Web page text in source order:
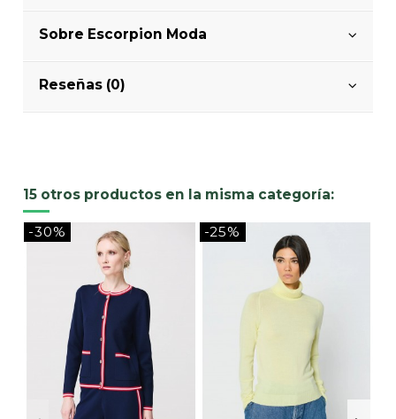
Sobre Escorpion Moda
Reseñas (0)
15 otros productos en la misma categoría:
-30% -25%